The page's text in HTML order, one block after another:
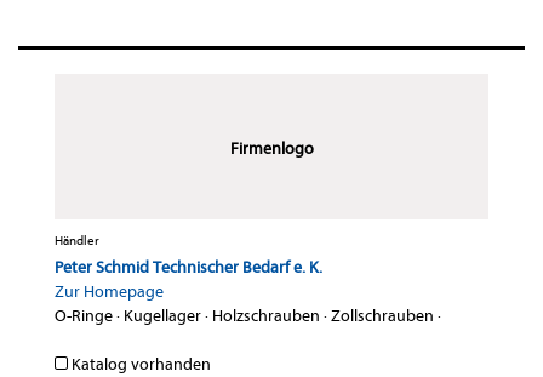
Firmenlogo
Händler
Peter Schmid Technischer Bedarf e. K.
Zur Homepage
O-Ringe· Kugellager· Holzschrauben ·Zollschrauben ·
Katalog vorhanden